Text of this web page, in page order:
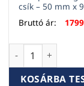
csík – 50 mm x
Bruttó ár:
1799
Öntapadó
KOSÁRBA